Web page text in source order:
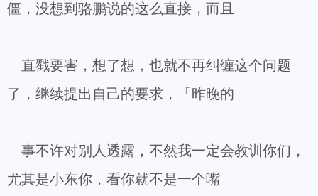
僵，没想到骆鹏说的这么直接，而且
直戳要害，想了想，也就不再纠缠这个问题
了，继续提出自己的要求，「昨晚的
事不许对别人透露，不然我一定会教训你们，
尤其是小东你，看你就不是一个嘴